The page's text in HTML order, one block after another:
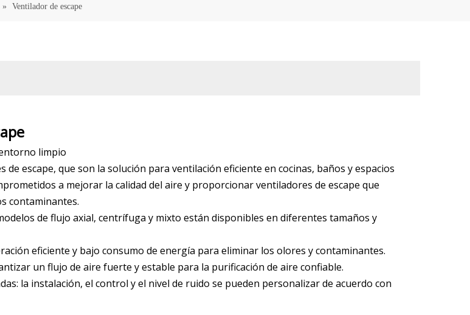
» Ventilador de escape
limpio
de escape, que son la solución para ventilación eficiente en cocinas, baños y espacios
a mejorar la calidad del aire y proporcionar ventiladores de escape que
contaminantes.
de flujo axial, centrífuga y mixto están disponibles en diferentes tamaños y
eficiente y bajo consumo de energía para eliminar los olores y contaminantes.
un flujo de aire fuerte y estable para la purificación de aire confiable.
la instalación, el control y el nivel de ruido se pueden personalizar de acuerdo con